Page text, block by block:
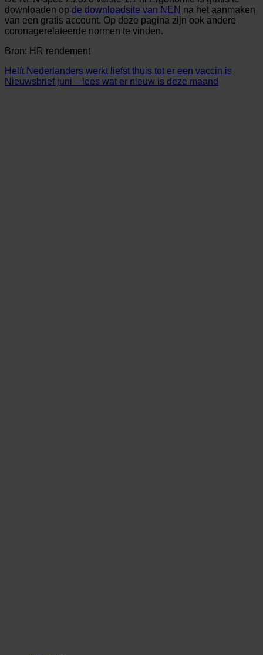
downloaden op de downloadsite van NEN na het aanmaken
van een gratis account. Op deze pagina zijn ook andere
coronagerelateerde normen te vinden.
Bron: HR rendement
Helft Nederlanders werkt liefst thuis tot er een vaccin is
Nieuwsbrief juni – lees wat er nieuw is deze maand